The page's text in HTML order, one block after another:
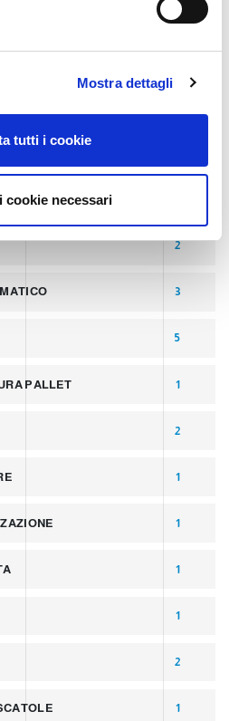
Mostra dettagli
tutti i cookie
cookie necessari
LATTINE ALLUMINIO
2
3
5
PALLET 1
2
1
1
1
1
2
1